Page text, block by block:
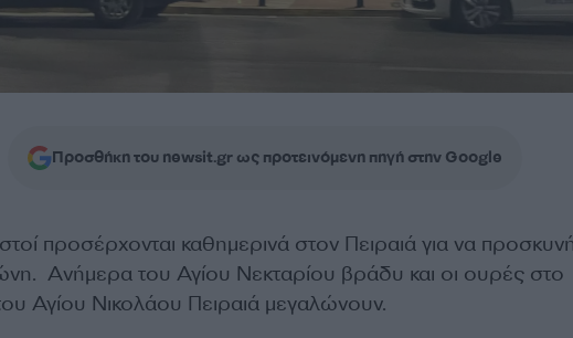
Προσθήκη του newsit.gr ως προτεινόμενη πηγή στην Google
προσέρχονται καθημερινά στον Πειραιά για να
Ανήμερα του Αγίου Νεκταρίου βράδυ και οι ουρές στο
Αγίου Νικολάου Πειραιά μεγαλώνουν.